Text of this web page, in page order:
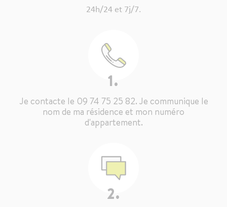
24h/24 et 7j/7.
1.
Je contacte le 09 74 75 25 82. Je communique le
nom de ma résidence et mon numéro
d'appartement.
2.